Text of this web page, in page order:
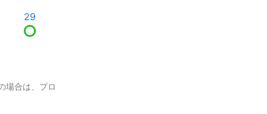
29
場合は、プロ